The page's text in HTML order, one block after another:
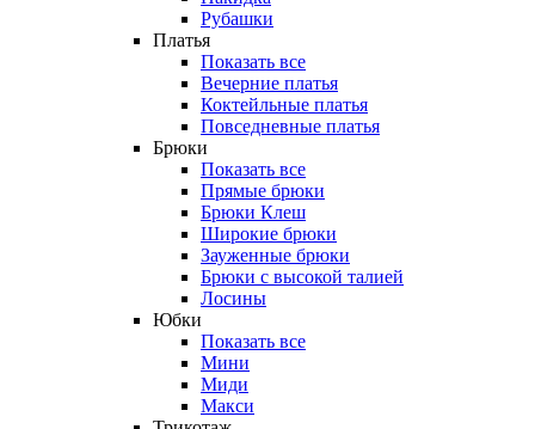
Рубашки
Платья
Показать все
Вечерние платья
Коктейльные платья
Повседневные платья
Брюки
Показать все
Прямые брюки
Брюки Клеш
Широкие брюки
Зауженные брюки
Брюки с высокой талией
Лосины
Юбки
Показать все
Мини
Миди
Макси